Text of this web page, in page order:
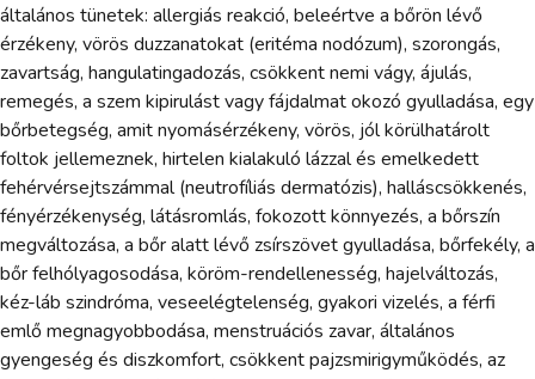
általános tünetek: allergiás reakció, beleértve a bőrön lévő
érzékeny, vörös duzzanatokat (eritéma nodózum), szorongás,
zavartság, hangulatingadozás, csökkent nemi vágy, ájulás,
remegés, a szem kipirulást vagy fájdalmat okozó gyulladása, egy
bőrbetegség, amit nyomásérzékeny, vörös, jól körülhatárolt
foltok jellemeznek, hirtelen kialakuló lázzal és emelkedett
fehérvérsejtszámmal (neutrofíliás dermatózis), halláscsökkenés,
fényérzékenység, látásromlás, fokozott könnyezés, a bőrszín
megváltozása, a bőr alatt lévő zsírszövet gyulladása, bőrfekély, a
bőr felhólyagosodása, köröm-rendellenesség, hajelváltozás,
kéz-láb szindróma, veseelégtelenség, gyakori vizelés, a férfi
emlő megnagyobbodása, menstruációs zavar, általános
gyengeség és diszkomfort, csökkent pajzsmirigyműködés, az